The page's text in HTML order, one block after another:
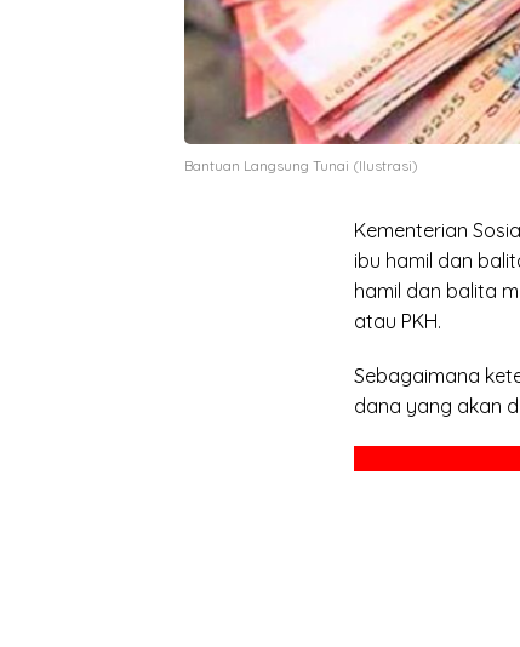
Bantuan Langsung Tunai (Ilustrasi)
Kementerian
ibu hamil dan
hamil dan balita
atau PKH.
Sebagaimana
dana yang akan